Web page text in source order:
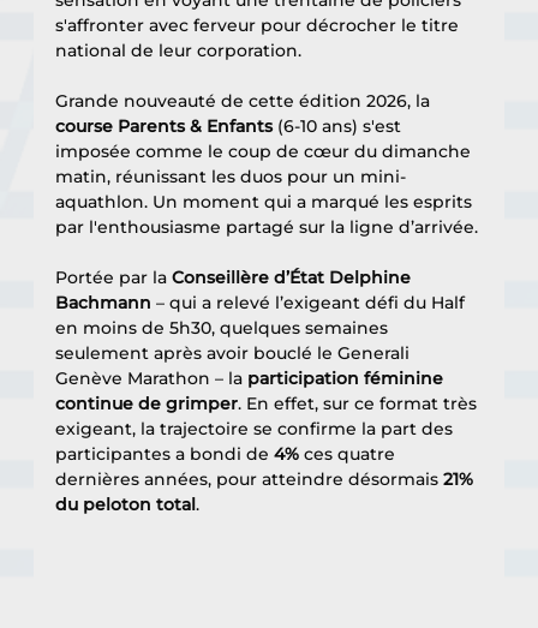
s'affronter avec ferveur pour décrocher le titre
national de leur corporation.
Grande nouveauté de cette édition 2026, la
course Parents & Enfants (6-10 ans) s'est
imposée comme le coup de cœur du dimanche
matin, réunissant les duos pour un mini-
aquathlon. Un moment qui a marqué les esprits
par l'enthousiasme partagé sur la ligne d’arrivée.
Portée par la Conseillère d’État Delphine
Bachmann – qui a relevé l’exigeant défi du Half
en moins de 5h30, quelques semaines
seulement après avoir bouclé le Generali
Genève Marathon – la participation féminine
continue de grimper. En effet, sur ce format très
exigeant, la trajectoire se confirme la part des
participantes a bondi de 4% ces quatre
dernières années, pour atteindre désormais 21%
du peloton total.